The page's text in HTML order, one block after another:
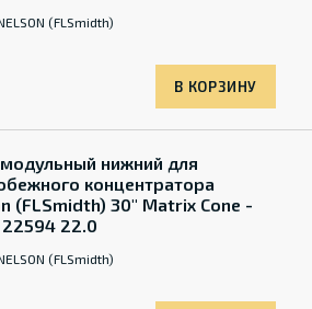
(FLSmidth)
В КОРЗИНУ
нижний для
концентратора
(FLSmidth) 30" Matrix Cone -
22.0
(FLSmidth)